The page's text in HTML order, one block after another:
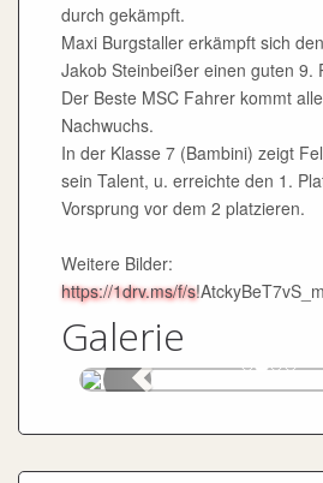
durch gekämpft.
Maxi Burgstaller erkämpft sich
Jakob Steinbeißer einen guten 9.
Der Beste MSC Fahrer kommt
Nachwuchs.
In der Klasse 7 (Bambini) zeigt
sein Talent, u. erreichte den 1.
Vorsprung vor dem 2 platzieren.
Weitere Bilder:
https://1drv.ms/f/s
Galerie